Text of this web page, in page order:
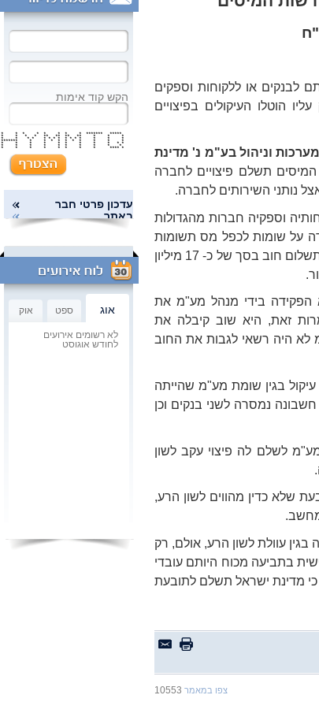
לבנקים או ללקוחות וספקים
הוטלו העיקולים בפיצויים
מרום מערכות וניהול בע"מ נ' מדינת
רשות המיסים תשלם פיצויים לחברה
נותני השירותים לחברה.
וספקיה חברות מהגדולות
על שומות לכפל מס תשומות
ועל קנס פסילת ספרים שלח לה מע"מ דרישת מידית לתשלום חוב בסך של כ- 17 מיליון
הפקידה בידי מנהל מע"מ את
זאת, היא שוב קיבלה את
לא היה רשאי לגבות את החוב
הודעות עיקול בגין שומת מע"מ שהייתה
על חשבונה נמסרה לשני בנקים וכן
לשלם לה פיצוי עקב לשון
שלא כדין מהווים לשון הרע,
עוולת לשון הרע, אולם, רק
בתביעה מכוח היותם עובדי
כי מדינת ישראל תשלם לתובעת
צפו במאמר 10553
הקש קוד אימות
* * * * * * * * ******* *****
* * * * ** ** ** ** * * *
* * * * * * * * * * * * * * *
******* * * * * * * * * * *
* * * * * * * * * * *
* * * * * * * * * *
* * * * * * * * **** *
עדכון פרטי חבר
באתר
אוג ספט אוק
לא רשומים אירועים
לחודש אוגוסט